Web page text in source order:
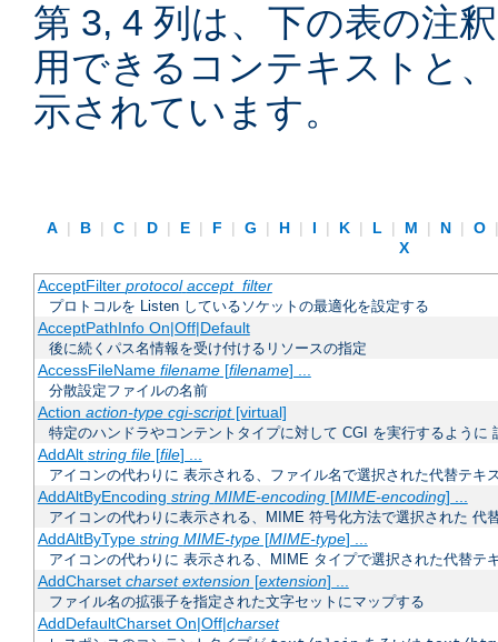
第 3, 4 列は、下の表の注
用できるコンテキストと
示されています。
A | B | C | D | E | F | G | H | I | K | L | M | N | O
X
AcceptFilter protocol accept_filter
プロトコルを Listen しているソケットの最適化を設定する
AcceptPathInfo On|Off|Default
後に続くパス名情報を受け付けるリソースの指定
AccessFileName filename[filename] ...
分散設定ファイルの名前
Action action-type cgi-script[virtual]
特定のハンドラやコンテントタイプに対して CGI を実行するように
AddAlt string file[file] ...
アイコンの代わりに 表示される、ファイル名で選択された代替テキ
AddAltByEncoding string MIME-encoding[MIME-encoding] ...
アイコンの代わりに表示される、MIME 符号化方法で選択された 代
AddAltByType string MIME-type[MIME-type] ...
アイコンの代わりに 表示される、MIME タイプで選択された代替テ
AddCharset charset extension[extension] ...
ファイル名の拡張子を指定された文字セットにマップする
AddDefaultCharset On|Off|charset